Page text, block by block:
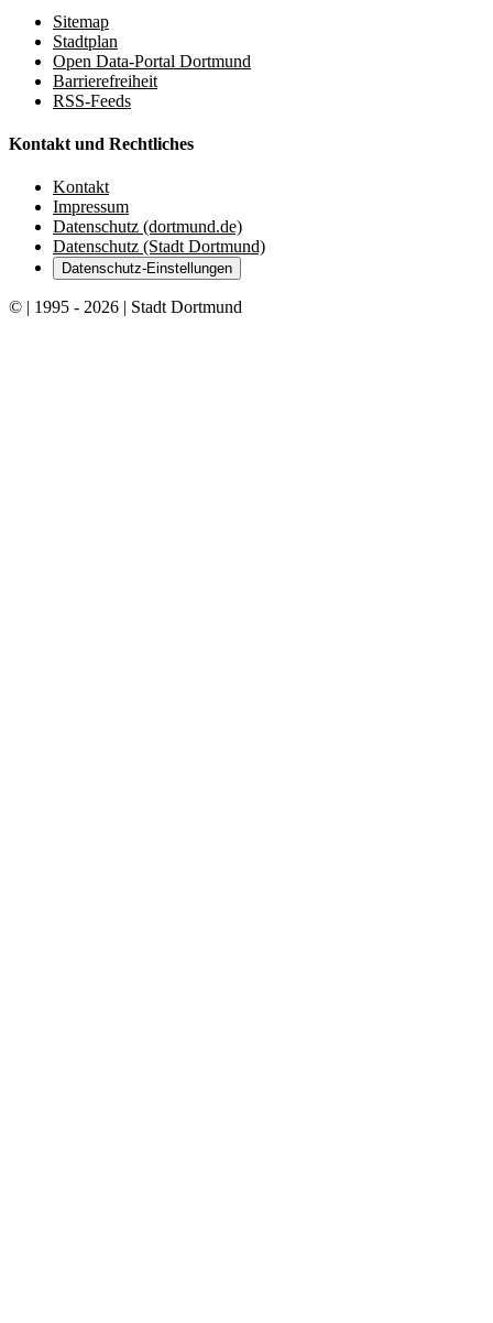
Sitemap
Stadtplan
Open Data-Portal Dortmund
Barrierefreiheit
RSS-Feeds
Kontakt und Rechtliches
Kontakt
Impressum
Datenschutz (dortmund.de)
Datenschutz (Stadt Dortmund)
Datenschutz-Einstellungen
© | 1995 - 2026 | Stadt Dortmund